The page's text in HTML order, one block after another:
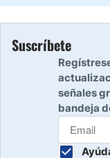
Suscríbete
señales
bandeja